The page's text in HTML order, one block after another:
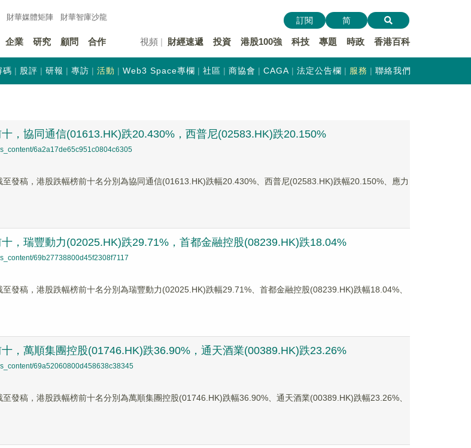
財華媒體矩陣 財華智庫沙龍
企業 研究 顧問 合作 視頻 財經速遞 投資 港股100強 科技 專題 時政 香港百科
訂閱 简
碼 股評 研報 專訪 活動 Web3 Space專欄 社區 商協會 CAGA 法定公告欄 服務 聯絡我們
十，協同通信(01613.HK)跌20.430%，西普尼(02583.HK)跌20.150%
6a2a17de65c951c0804c6305
至發稿，港股跌幅榜前十名分別為協同通信(01613.HK)跌幅20.430%、西普尼(02583.HK)跌幅20.150%、應力
十，瑞豐動力(02025.HK)跌29.71%，首都金融控股(08239.HK)跌18.04%
69b27738800d45f2308f7117
至發稿，港股跌幅榜前十名分別為瑞豐動力(02025.HK)跌幅29.71%、首都金融控股(08239.HK)跌幅18.04%、
十，萬順集團控股(01746.HK)跌36.90%，通天酒業(00389.HK)跌23.26%
69a52060800d458638c38345
至發稿，港股跌幅榜前十名分別為萬順集團控股(01746.HK)跌幅36.90%、通天酒業(00389.HK)跌幅23.26%、